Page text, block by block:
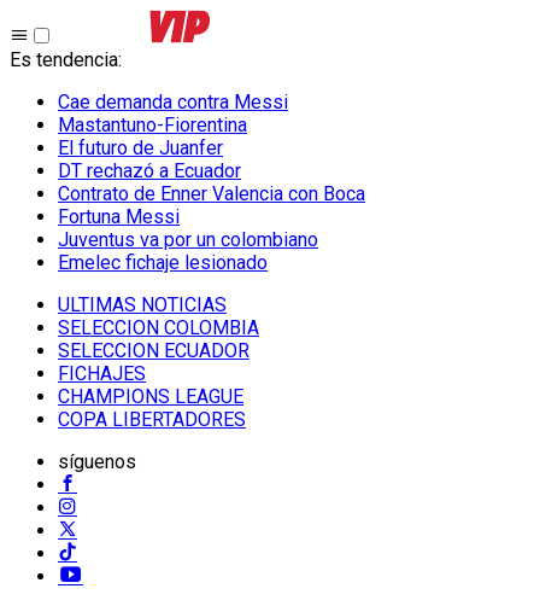
Es tendencia:
Cae demanda contra Messi
Mastantuno-Fiorentina
El futuro de Juanfer
DT rechazó a Ecuador
Contrato de Enner Valencia con Boca
Fortuna Messi
Juventus va por un colombiano
Emelec fichaje lesionado
ULTIMAS NOTICIAS
SELECCION COLOMBIA
SELECCION ECUADOR
FICHAJES
CHAMPIONS LEAGUE
COPA LIBERTADORES
síguenos